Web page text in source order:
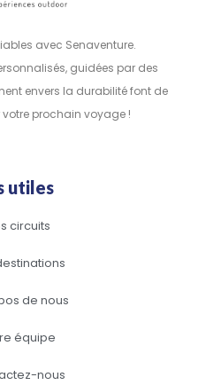
avec Senaventure.
guidées par des
envers la durabilité font de
prochain voyage !
utiles
circuits
de nous
équipe
nous